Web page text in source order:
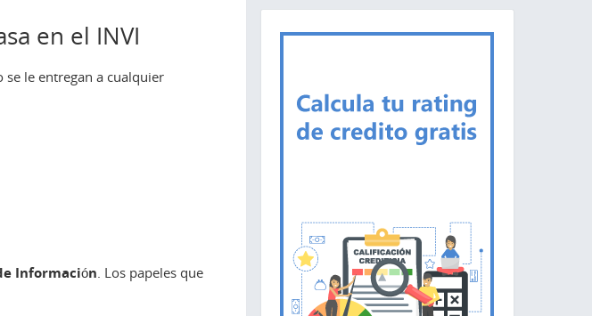
en el INVI
se le entregan a cualquier
Información. Los papeles que